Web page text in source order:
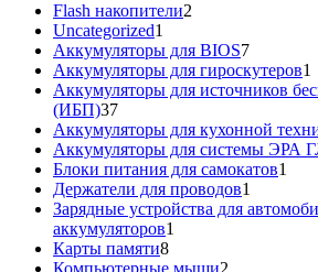
Flash накопители2
Uncategorized1
товар
Аккумуляторы для BIOS77
товаров
Аккумуляторы для гироскутеров1
Аккумуляторы для источников
(ИБП)3737
товаров
Аккумуляторы для кухонной
Аккумуляторы для системы
Блоки питания для самокатов1
Держатели для проводов1
товар
Зарядные устройства для
аккумуляторов1
Карты памяти88
товаров